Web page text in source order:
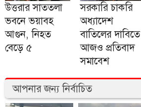
উত্তরার সাততলা
ভবনে ভয়াবহ
আগুন, নিহত
বেড়ে ৫
সরকারি চাকরি
অধ্যাদেশ
বাতিলের দাবিতে
আজও প্রতিবাদ
সমাবেশ
আপনার জন্য নির্বাচিত